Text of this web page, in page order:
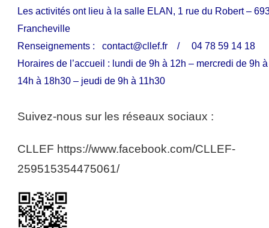
Les activités ont lieu à la salle ELAN, 1 rue du Robert –
Francheville
Renseignements : contact@cllef.fr / 04 78 59 14 18
Horaires de l’accueil : lundi de 9h à 12h – mercredi de 9h
14h à 18h30 – jeudi de 9h à 11h30
Suivez-nous sur les réseaux sociaux :
CLLEF https://www.facebook.com/CLLEF-
259515354475061/